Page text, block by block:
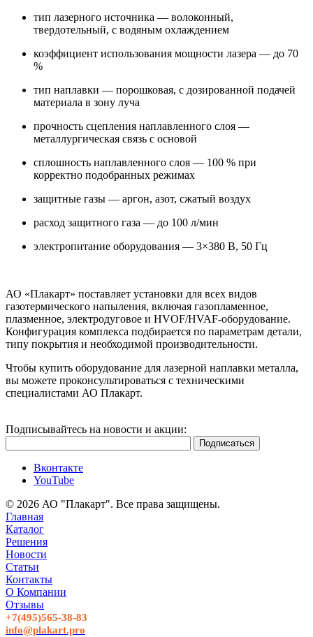
тип лазерного источника — волоконный,
твердотельный, с водяным охлаждением
коэффициент использования мощности лазера — до 70
%
тип наплавки — порошковая, с дозированной подачей
материала в зону луча
прочность сцепления наплавленного слоя —
металлургическая связь с основой
сплошность наплавленного слоя — 100 % при
корректно подобранных режимах
защитные газы — аргон, азот, сжатый воздух
расход защитного газа — до 100 л/мин
электропитание оборудования — 3×380 В, 50 Гц
АО «Плакарт» поставляет установки для всех видов
газотермического напыления, включая газопламенное,
плазменное, электродуговое и HVOF/HVAF-оборудование.
Конфигурация комплекса подбирается по параметрам детали,
типу покрытия и необходимой производительности.
Чтобы купить оборудование для лазерной наплавки металла,
вы можете проконсультироваться с техническими
специалистами АО Плакарт.
Подписывайтесь на новости и акции:
Вконтакте
YouTube
© 2026 АО "Плакарт". Все права защищены.
Главная
Каталог
Решения
Новости
Статьи
Контакты
О Компании
Отзывы
+7(495)565-38-83
info@plakart.pro